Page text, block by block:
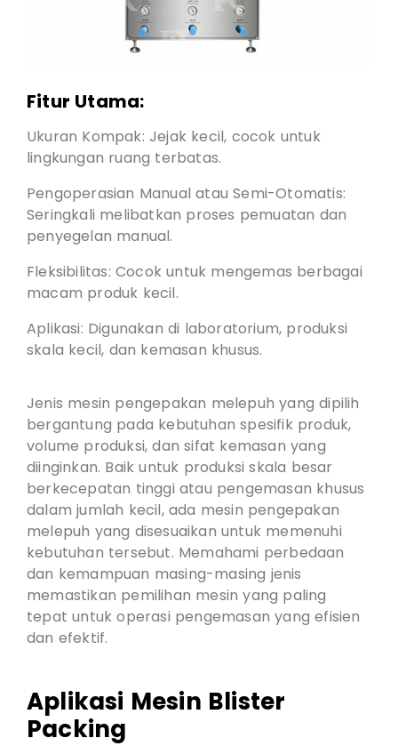
Fitur Utama:
Ukuran Kompak: Jejak kecil, cocok untuk
lingkungan ruang terbatas.
Pengoperasian Manual atau Semi-Otomatis:
Seringkali melibatkan proses pemuatan dan
penyegelan manual.
Fleksibilitas: Cocok untuk mengemas berbagai
macam produk kecil.
Aplikasi: Digunakan di laboratorium, produksi
skala kecil, dan kemasan khusus.
Jenis mesin pengepakan melepuh yang dipilih
bergantung pada kebutuhan spesifik produk,
volume produksi, dan sifat kemasan yang
diinginkan. Baik untuk produksi skala besar
berkecepatan tinggi atau pengemasan khusus
dalam jumlah kecil, ada mesin pengepakan
melepuh yang disesuaikan untuk memenuhi
kebutuhan tersebut. Memahami perbedaan
dan kemampuan masing-masing jenis
memastikan pemilihan mesin yang paling
tepat untuk operasi pengemasan yang efisien
dan efektif.
Aplikasi Mesin Blister
Packing